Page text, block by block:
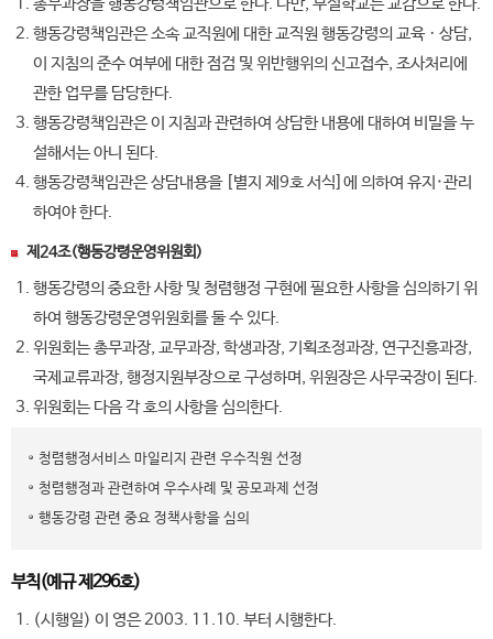
총무과장을 행동강령책임관으로 한다. 다만, 부설학교는 교감으로 한다.
행동강령책임관은 소속 교직원에 대한 교직원 행동강령의 교육ㆍ상담,
이 지침의 준수 여부에 대한 점검 및 위반행위의 신고접수, 조사처리에
관한 업무를 담당한다.
행동강령책임관은 이 지침과 관련하여 상담한 내용에 대하여 비밀을 누
설해서는 아니 된다.
행동강령책임관은 상담내용을 [별지 제9호 서식]에 의하여 유지·관리
하여야 한다.
제24조(행동강령운영위원회)
행동강령의 중요한 사항 및 청렴행정 구현에 필요한 사항을 심의하기 위
하여 행동강령운영위원회를 둘 수 있다.
위원회는 총무과장, 교무과장, 학생과장, 기획조정과장, 연구진흥과장,
국제교류과장, 행정지원부장으로 구성하며, 위원장은 사무국장이 된다.
위원회는 다음 각 호의 사항을 심의한다.
청렴행정서비스 마일리지 관련 우수직원 선정
청렴행정과 관련하여 우수사례 및 공모과제 선정
행동강령 관련 중요 정책사항을 심의
부칙(예규 제296호)
(시행일) 이 영은 2003. 11.10. 부터 시행한다.